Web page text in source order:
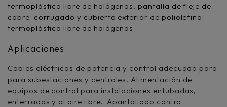
termoplástica libre de halógenos, pantalla de fleje de
cobre corrugado y cubierta exterior de poliolefina
termoplástica libre de halógenos
Aplicaciones
Cables eléctricos de potencia y control adecuado para
para subestaciones y centrales. Alimentación de
equipos de control para instalaciones entubadas,
enterradas y al aire libre. Apantallado contra